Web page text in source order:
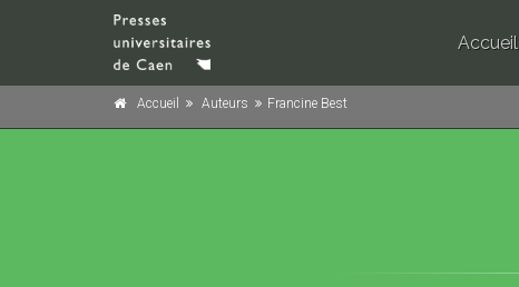
Accueil
Accueil Auteurs Francine Best